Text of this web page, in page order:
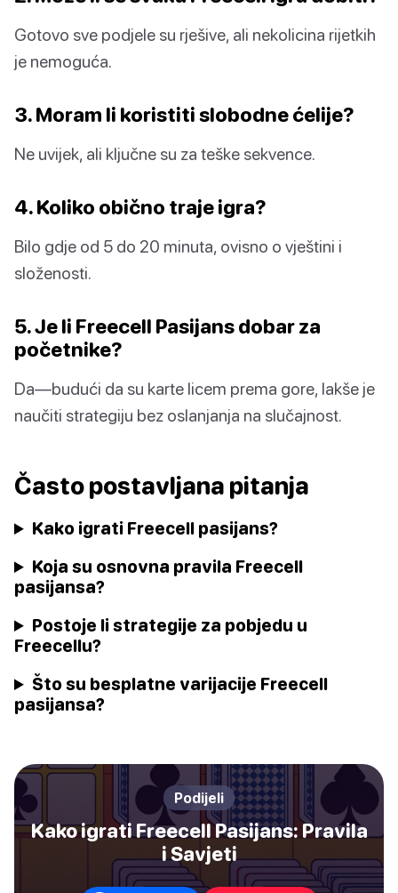
Gotovo sve podjele su rješive, ali nekolicina rijetkih
je nemoguća.
3. Moram li koristiti slobodne ćelije?
Ne uvijek, ali ključne su za teške sekvence.
4. Koliko obično traje igra?
Bilo gdje od 5 do 20 minuta, ovisno o vještini i
složenosti.
5. Je li Freecell Pasijans dobar za
početnike?
Da—budući da su karte licem prema gore, lakše je
naučiti strategiju bez oslanjanja na slučajnost.
Často postavljana pitanja
Kako igrati Freecell pasijans?
Koja su osnovna pravila Freecell
pasijansa?
Postoje li strategije za pobjedu u
Freecellu?
Što su besplatne varijacije Freecell
pasijansa?
Podijeli
Kako igrati Freecell Pasijans: Pravila
i Savjeti